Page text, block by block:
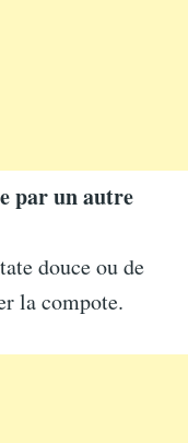
par un autre
douce ou de
la compote.